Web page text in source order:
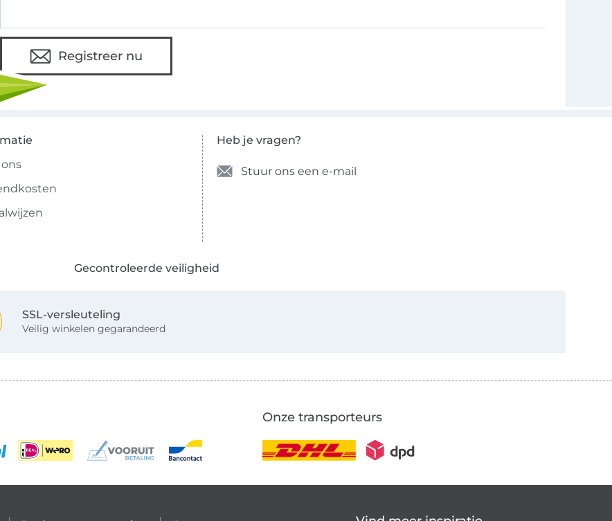
Registreer nu
Heb je vragen?
Stuur ons een e-mail
Gecontroleerde veiligheid
SSL-versleuteling
Veilig winkelen gegarandeerd
Onze transporteurs